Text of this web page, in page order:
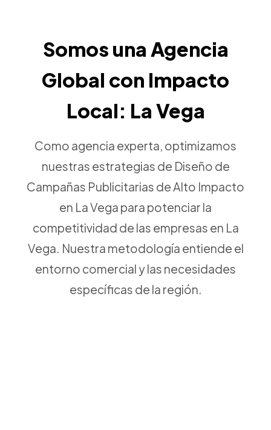
Somos una Agencia
Global con Impacto
Local: La Vega
Como agencia experta, optimizamos
nuestras estrategias de Diseño de
Campañas Publicitarias de Alto Impacto
en La Vega para potenciar la
competitividad de las empresas en La
Vega. Nuestra metodología entiende el
entorno comercial y las necesidades
específicas de la región.